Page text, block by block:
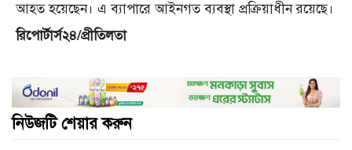
আহত হয়েছেন। এ ব্যাপারে আইনগত ব্যবস্থা প্রক্রিয়াধীন রয়েছে।
রিপোর্টার্স২৪/প্রীতিলতা
নিউজটি শেয়ার করুন